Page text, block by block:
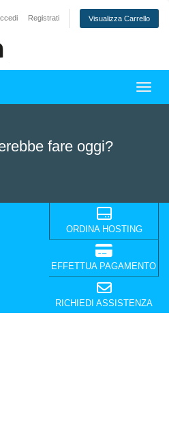
Registrati Visualizza Carrello
fare oggi?
ORDINA HOSTING
EFFETTUA PAGAMENTO
RICHIEDI ASSISTENZA